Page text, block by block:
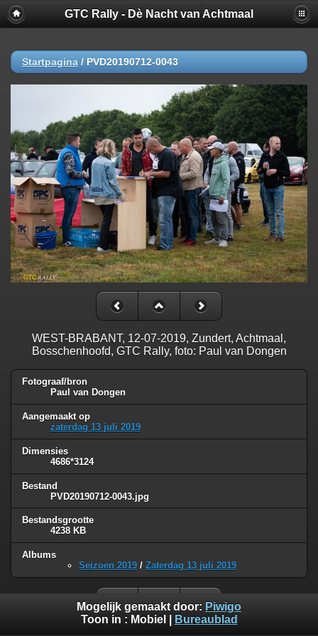
GTC Rally - Dè Nacht van Achtmaal
Startpagina / PVD20190712-0043
WEST-BRABANT, 12-07-2019, Zundert, Achtmaal,
Bosschenhoofd, GTC Rally, foto: Paul van Dongen
Fotograaf/bron
Paul van Dongen
Aangemaakt op
zaterdag 13 juli 2019
Dimensies
4686*3124
Bestand
PVD20190712-0043.jpg
Bestandsgrootte
4238 KB
Albums
Seizoen 2019 / Zaterdag 13 juli 2019
Mogelijk gemaakt door: Piwigo
Toon in : Mobiel Bureaublad